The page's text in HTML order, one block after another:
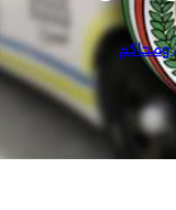
ومحاكم